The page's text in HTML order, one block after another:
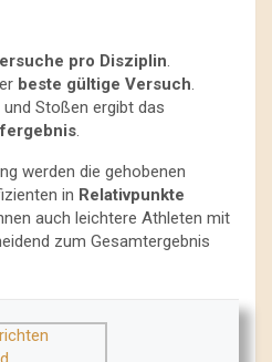
pro Disziplin.
beste gültige Versuch.
Stoßen ergibt das
.
werden die gehobenen
in Relativpunkte
auch leichtere Athleten mit
zum Gesamtergebnis